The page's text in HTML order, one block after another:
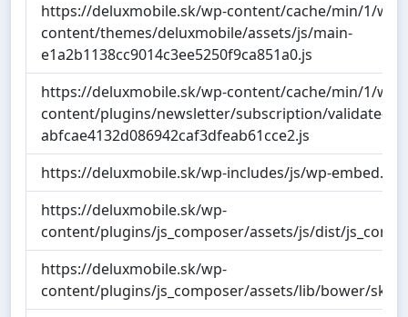
https://deluxmobile.sk/wp-content/cache/min/1/wp-
content/themes/deluxmobile/assets/js/main-
e1a2b1138cc9014c3ee5250f9ca851a0.js
https://deluxmobile.sk/wp-content/cache/min/1/wp-
content/plugins/newsletter/subscription/validate-
abfcae4132d086942caf3dfeab61cce2.js
https://deluxmobile.sk/wp-includes/js/wp-
https://deluxmobile.sk/wp-
content/plugins/js_composer/assets/js/dist/
https://deluxmobile.sk/wp-
content/plugins/js_composer/assets/lib/bower/